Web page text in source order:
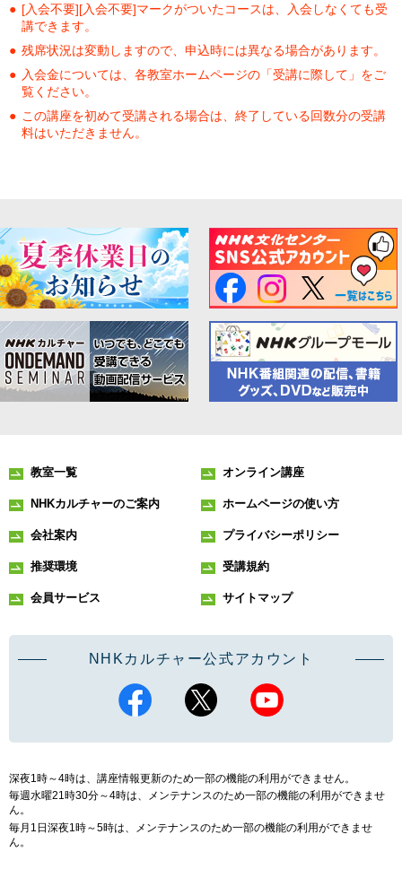
[入会不要][入会不要]マークがついたコースは、入会しなくても受
講できます。
残席状況は変動しますので、申込時には異なる場合があります。
入会金については、各教室ホームページの「受講に際して」をご
覧ください。
この講座を初めて受講される場合は、終了している回数分の受講
料はいただきません。
教室一覧 オンライン講座
NHKカルチャーのご案内 ホームページの使い方
会社案内 プライバシーポリシー
推奨環境 受講規約
会員サービス サイトマップ
NHKカルチャー公式アカウント
深夜1時～4時は、講座情報更新のため一部の機能の利用ができません。
毎週水曜21時30分～4時は、メンテナンスのため一部の機能の利用ができませ
ん。
毎月1日深夜1時～5時は、メンテナンスのため一部の機能の利用ができませ
ん。